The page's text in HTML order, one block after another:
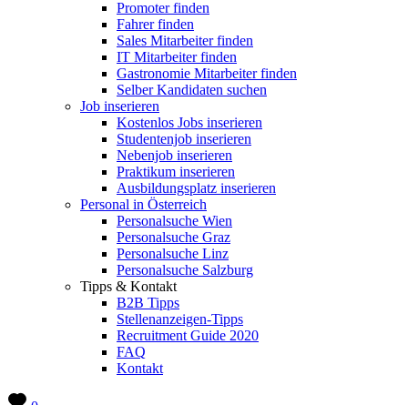
Promoter finden
Fahrer finden
Sales Mitarbeiter finden
IT Mitarbeiter finden
Gastronomie Mitarbeiter finden
Selber Kandidaten suchen
Job inserieren
Kostenlos Jobs inserieren
Studentenjob inserieren
Nebenjob inserieren
Praktikum inserieren
Ausbildungsplatz inserieren
Personal in Österreich
Personalsuche Wien
Personalsuche Graz
Personalsuche Linz
Personalsuche Salzburg
Tipps & Kontakt
B2B Tipps
Stellenanzeigen-Tipps
Recruitment Guide 2020
FAQ
Kontakt